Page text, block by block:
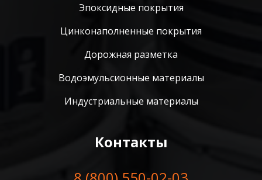
Эпоксидные покрытия
Цинконаполненные покрытия
Дорожная разметка
Водоэмульсионные материалы
Индустриальные материалы
Контакты